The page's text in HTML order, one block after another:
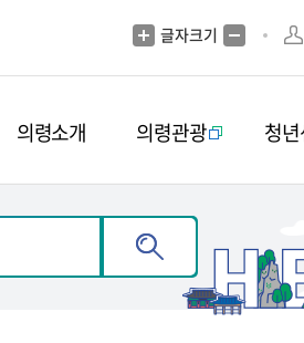
글자크기
의령소개 의령관광 청